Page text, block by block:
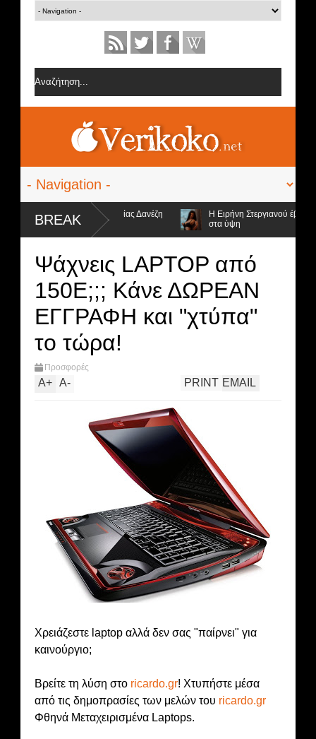
BREAK
από την ομάδα της Σοφίας Δανέζη
Η Ειρήνη Στεργιανού έβαλε
στα ύψη
Ψάχνεις LAPTOP από
150E;;; Κάνε ΔΩΡΕΑΝ
ΕΓΓΡΑΦΗ και "χτύπα"
το τώρα!
Προσφορές
A+ A- EMAIL
PRINT
Χρειάζεστε laptop αλλά δεν σας "παίρνει" για
καινούργιο;
Βρείτε τη λύση στο ricardo.gr! Χτυπήστε μέσα
από τις δημοπρασίες των μελών του ricardo.gr
Φθηνά Μεταχειρισμένα Laptops.